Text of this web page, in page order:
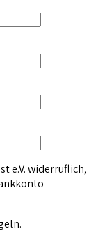
e.V. widerruflich,